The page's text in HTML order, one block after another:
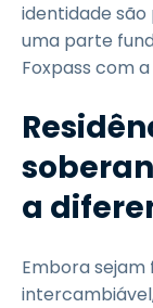
identidade são
uma parte
Foxpass com
a
Embora